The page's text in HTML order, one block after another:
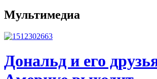
Мультимедиа
Дональд и его